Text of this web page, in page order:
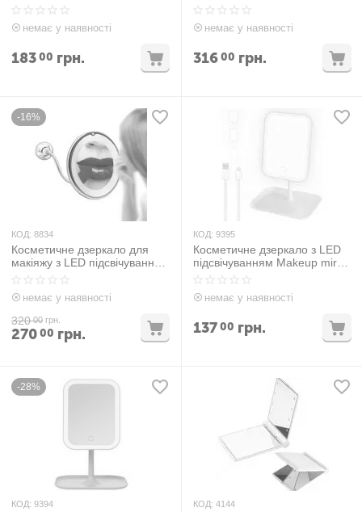
немає у наявності
18300 грн.
немає у наявності
31600 грн.
-16%
КОД: 8834
Косметичне дзеркало для
макіяжу з LED підсвічуванням
з 10-кратним збільшенням
немає у наявності
320 00 грн.
27000 грн.
КОД: 9395
Косметичне дзеркало з LED
підсвічуванням Makeup mirror
with led light Білий
немає у наявності
13700 грн.
-28%
КОД: 9394 КОД: 4144